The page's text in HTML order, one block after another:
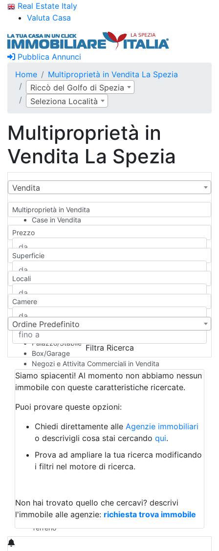
Real Estate Italy
Valuta Casa
Pubblica Annunci
Home
Multiproprietà in Vendita La Spezia
Riccò del Golfo di Spezia
Seleziona Località
Multiproprietà in
Vendita La Spezia
Vendita
Multiproprietà in Vendita
Case in Vendita
Qualsiasi
Appartamento
Casa indipendente
Casa Semi-indipendente
Attico/Mansarda
Rustico/Casale
Camera d'Albergo
Multiproprietà
Palazzo/Stabile
Box/Garage
Negozi e Attivita Commerciali in Vendita
Qualsiasi
Attività/Licenza Commerciale
Azienda Agricola
Bar/Ristorante
Albergo
Laboratorio Artigianale
Negozio/locale commerciale
Agriturismo
Magazzini
Qualsiasi
Terreno edificabile
Terreno
Prezzo
Superficie
Locali
Camere
Ordine Predefinito
Filtra Ricerca
Siamo spiacenti! Al momento non abbiamo nessun
immobile con queste caratteristiche ricercate.
Puoi provare queste opzioni:
Chiedi direttamente alle Agenzie immobiliari
o descrivigli cosa stai cercando qui.
Prova ad ampliare la tua ricerca modificando
i filtri nel motore di ricerca.
Non hai trovato quello che cercavi? descrivi
l'immobile alle agenzie: richiesta trova immobile